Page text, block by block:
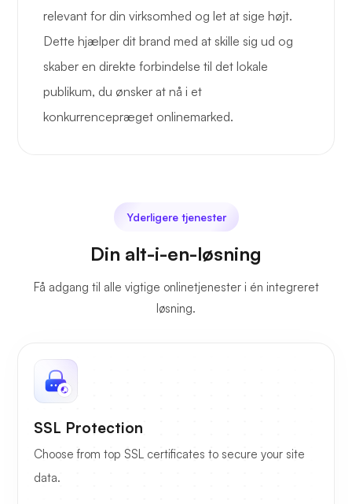
relevant for din virksomhed og let at sige højt.
Dette hjælper dit brand med at skille sig ud og
skaber en direkte forbindelse til det lokale
publikum, du ønsker at nå i et
konkurrencepræget onlinemarked.
Yderligere tjenester
Din alt-i-en-løsning
Få adgang til alle vigtige onlinetjenester i én integreret
løsning.
SSL Protection
Choose from top SSL certificates to secure your site
data.